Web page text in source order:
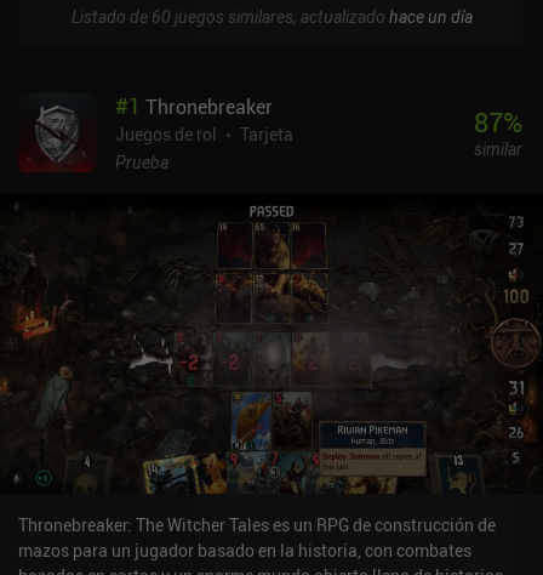
Listado de 60 juegos similares, actualizado hace un día
#1 Thronebreaker
Juegos de rol
Tarjeta
Prueba
87%
similar
Thronebreaker: The Witcher Tales es un RPG de construcción de
mazos para un jugador basado en la historia, con combates